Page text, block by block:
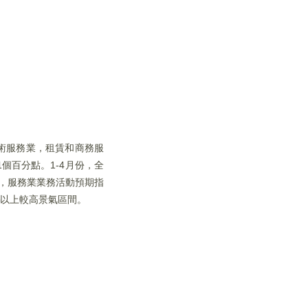
服務業，租賃和商務服
百分點。1-4月份，全
服務業業務活動預期指
上較高景氣區間。